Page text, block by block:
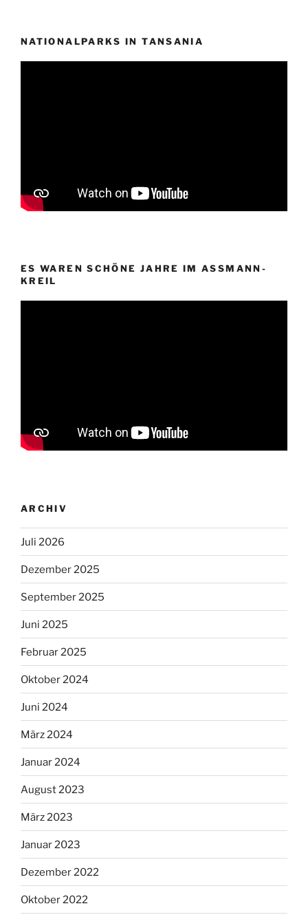
NATIONALPARKS IN TANSANIA
ES WAREN SCHÖNE JAHRE IM ASSMANN-
KREIL
ARCHIV
Juli 2026
Dezember 2025
September 2025
Juni 2025
Februar 2025
Oktober 2024
Juni 2024
März 2024
Januar 2024
August 2023
März 2023
Januar 2023
Dezember 2022
Oktober 2022